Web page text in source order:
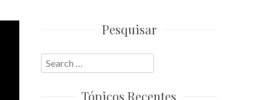
Pesquisar
Search
for:
Tópicos Recentes